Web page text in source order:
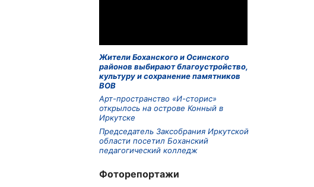
Жители Боханского и Осинского
районов выбирают благоустройство,
культуру и сохранение памятников
ВОВ
Арт-пространство «И-сторис»
открылось на острове Конный в
Иркутске
Председатель Заксобрания Иркутской
области посетил Боханский
педагогический колледж
Фоторепортажи